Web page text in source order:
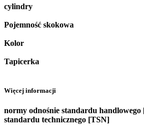
cylindry
Pojemność skokowa
Kolor
Tapicerka
Więcej informacji
normy odnośnie standardu
standardu technicznego [TSN]